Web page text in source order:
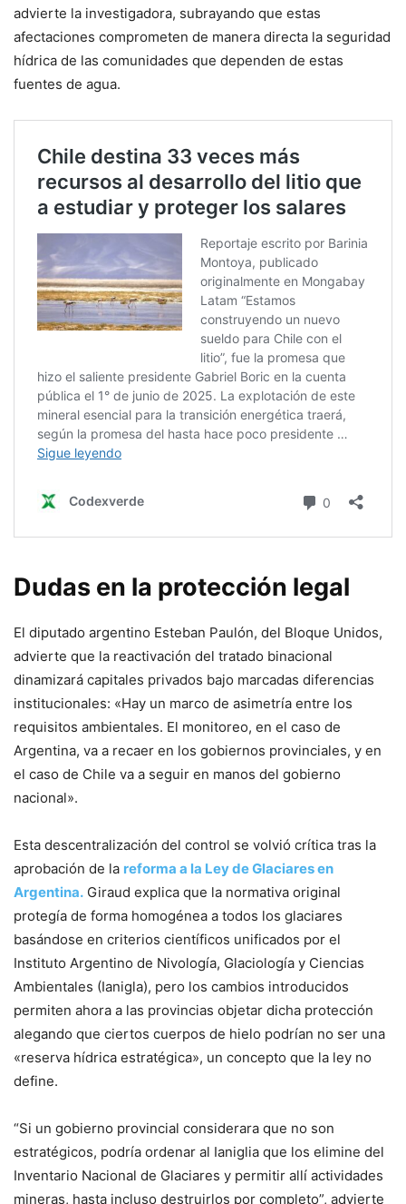
advierte la investigadora, subrayando que estas
afectaciones comprometen de manera directa la seguridad
hídrica de las comunidades que dependen de estas
fuentes de agua.
Dudas en la protección legal
El diputado argentino Esteban Paulón, del Bloque Unidos,
advierte que la reactivación del tratado binacional
dinamizará capitales privados bajo marcadas diferencias
institucionales: «Hay un marco de asimetría entre los
requisitos ambientales. El monitoreo, en el caso de
Argentina, va a recaer en los gobiernos provinciales, y en
el caso de Chile va a seguir en manos del gobierno
nacional».
Esta descentralización del control se volvió crítica tras la
aprobación de la reforma a la Ley de Glaciares en
Argentina. Giraud explica que la normativa original
protegía de forma homogénea a todos los glaciares
basándose en criterios científicos unificados por el
Instituto Argentino de Nivología, Glaciología y Ciencias
Ambientales (Ianigla), pero los cambios introducidos
permiten ahora a las provincias objetar dicha protección
alegando que ciertos cuerpos de hielo podrían no ser una
«reserva hídrica estratégica», un concepto que la ley no
define.
“Si un gobierno provincial considerara que no son
estratégicos, podría ordenar al Ianiglia que los elimine del
Inventario Nacional de Glaciares y permitir allí actividades
mineras, hasta incluso destruirlos por completo”, advierte